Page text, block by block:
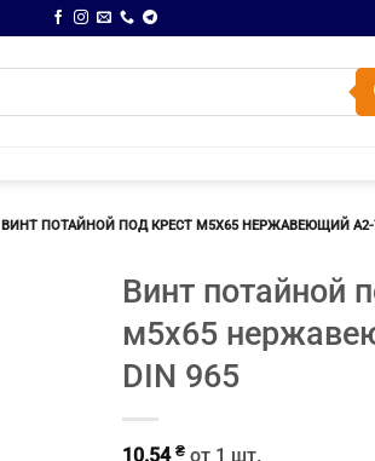
ВИНТ ПОТАЙНОЙ ПОД КРЕСТ М5Х65 НЕРЖАВЕЮЩИЙ A2-
Винт потайной
м5х65
DIN 965
10.54 ₴ от 1 шт.